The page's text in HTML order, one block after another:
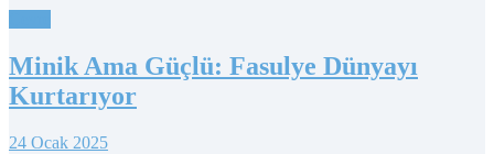
Minik Ama Güçlü: Fasulye Dünyayı
Kurtarıyor
24 Ocak 2025